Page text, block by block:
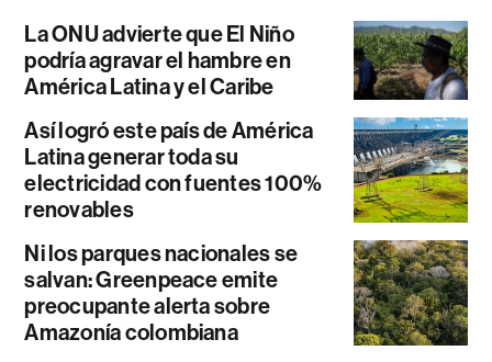
La ONU advierte que El Niño
podría agravar el hambre en
América Latina y el Caribe
Así logró este país de América
Latina generar toda su
electricidad con fuentes 100%
renovables
Ni los parques nacionales se
salvan: Greenpeace emite
preocupante alerta sobre
Amazonía colombiana